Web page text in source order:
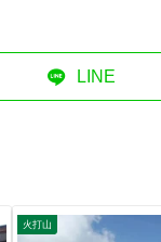
LINE
火打山